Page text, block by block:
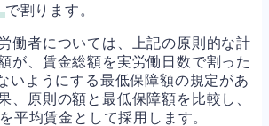
で割ります。
働者については、上記の原則的な計
が、賃金総額を実労働日数で割った
いようにする最低保障額の規定があ
、原則の額と最低保障額を比較し、
平均賃金として採用します。